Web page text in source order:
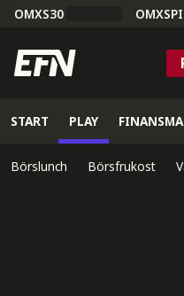
OMXS30 OMXSPI
START PLAY
Börslunch Börsfrukost